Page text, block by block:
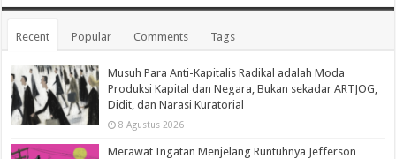
Recent Popular Comments Tags
Musuh Para Anti-Kapitalis Radikal adalah Moda
Produksi Kapital dan Negara, Bukan sekadar ARTJOG,
Didit, dan Narasi Kuratorial
8 Agustus 2026
Merawat Ingatan Menjelang Runtuhnya Jefferson